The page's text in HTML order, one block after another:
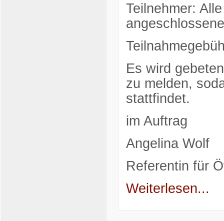
Teilnehmer:
Es wird
zu melden,
stattfindet.
im Auftrag
Angelina Wolf
Referentin für
Weiterlesen...